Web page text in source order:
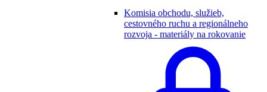
Komisia obchodu, služieb,
cestovného ruchu a regionálneho
rozvoja - materiály na rokovanie